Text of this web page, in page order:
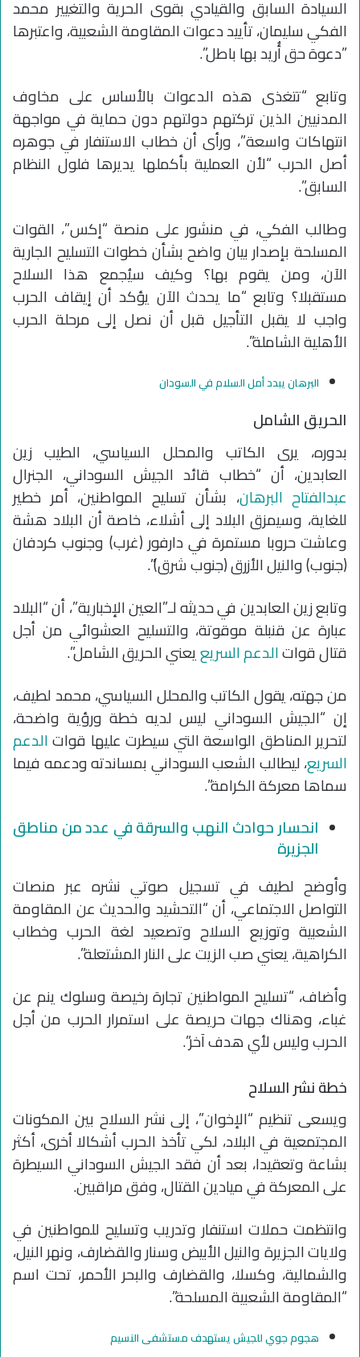
السيادة السابق والقيادي بقوى الحرية والتغيير محمد
الفكي سليمان، تأييد دعوات المقاومة الشعبية، واعتبرها
‏”دعوة حق أُريد بها باطل”.
وتابع “تتغذى هذه الدعوات بالأساس على مخاوف
المدنيين الذين تركتهم دولتهم دون حماية في مواجهة
انتهاكات واسعة”، ورأى أن خطاب الاستنفار في جوهره
أصل الحرب “لأن العملية بأكملها يديرها فلول النظام
السابق”.
وطالب الفكي، في منشور على منصة “إكس”، القوات
المسلحة بإصدار بيان واضح بشأن خطوات التسليح الجارية
الآن، ومن يقوم بها؟ وكيف سيُجمع هذا السلاح
مستقبلا؟ وتابع “ما يحدث الآن يؤكد أن إيقاف الحرب
واجب لا يقبل التأجيل قبل أن نصل إلى مرحلة الحرب
الأهلية الشاملة”.
البرهان يبدد أمل السلام في السودان
الحريق الشامل
بدوره، يرى الكاتب والمحلل السياسي، الطيب زين
العابدين، أن “خطاب قائد الجيش السوداني، الجنرال
عبدالفتاح البرهان، بشأن تسليح المواطنين، أمر خطير
للغاية، وسيمزق البلاد إلى أشلاء، خاصة أن البلاد هشة
وعاشت حروبا مستمرة في دارفور (غرب) وجنوب كردفان
(جنوب) والنيل الأزرق (جنوب شرق)”.
وتابع زين العابدين في حديثه لـ”العين الإخبارية”، أن “البلاد
عبارة عن قنبلة موقوتة، والتسليح العشوائي من أجل
قتال قواتالدعم السريعيعني الحريق الشامل”.
من جهته، يقول الكاتب والمحلل السياسي، محمد لطيف،
إن “الجيش السوداني ليس لديه خطة ورؤية واضحة،
لتحرير المناطق الواسعة التي سيطرت عليها قواتالدعم
السريع، ليطالب الشعب السوداني بمساندته ودعمه فيما
سماها معركة الكرامة”.
انحسار حوادث النهب والسرقة في عدد من مناطق
الجزيرة
وأوضح لطيف في تسجيل صوتي نشره عبر منصات
التواصل الاجتماعي، أن “التحشيد والحديث عن المقاومة
الشعبية وتوزيع السلاح وتصعيد لغة الحرب وخطاب
الكراهية، يعني صب الزيت على النار المشتعلة”.
وأضاف، “تسليح المواطنين تجارة رخيصة وسلوك ينم عن
غباء، وهناك جهات حريصة على استمرار الحرب من أجل
الحرب وليس لأي هدف آخر”.
خطة نشر السلاح
ويسعى تنظيم “الإخوان”، إلى نشر السلاح بين المكونات
المجتمعية في البلاد، لكي تأخذ الحرب أشكالا أخرى، أكثر
بشاعة وتعقيدا، بعد أن فقد الجيش السوداني السيطرة
على المعركة في ميادين القتال، وفق مراقبين.
وانتظمت حملات استنفار وتدريب وتسليح للمواطنين في
ولايات الجزيرة والنيل الأبيض وسنار والقضارف، ونهر النيل،
والشمالية، وكسلا، والقضارف والبحر الأحمر، تحت اسم
“المقاومة الشعبية المسلحة”.
هجوم جوي للجيش يستهدف مستشفى النسيم